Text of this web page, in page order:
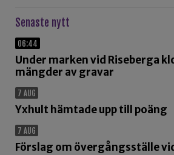
Senaste nytt
06:44
Under marken vid Riseberga
mängder av gravar
7 AUG
Yxhult hämtade upp till poäng
7 AUG
Förslag om övergångsställe